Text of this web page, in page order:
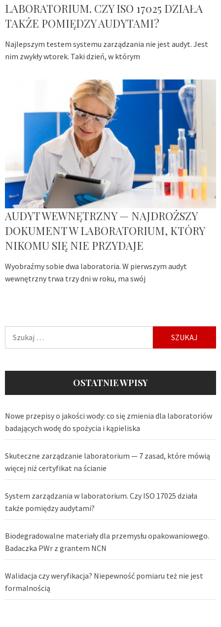
LABORATORIUM. CZY ISO 17025 DZIAŁA
TAKŻE POMIĘDZY AUDYTAMI?
Najlepszym testem systemu zarządzania nie jest audyt. Jest
nim zwykły wtorek. Taki dzień, w którym
AUDYT WEWNĘTRZNY — NAJDROŻSZY
DOKUMENT W LABORATORIUM, KTÓRY
NIKOMU SIĘ NIE PRZYDAJE
Wyobraźmy sobie dwa laboratoria. W pierwszym audyt
wewnętrzny trwa trzy dni w roku, ma swój
OSTATNIE WPISY
Nowe przepisy o jakości wody: co się zmienia dla laboratoriów
badających wodę do spożycia i kąpieliska
Skuteczne zarządzanie laboratorium — 7 zasad, które mówią
więcej niż certyfikat na ścianie
System zarządzania w laboratorium. Czy ISO 17025 działa
także pomiędzy audytami?
Biodegradowalne materiały dla przemysłu opakowaniowego.
Badaczka PWr z grantem NCN
Walidacja czy weryfikacja? Niepewność pomiaru też nie jest
formalnością